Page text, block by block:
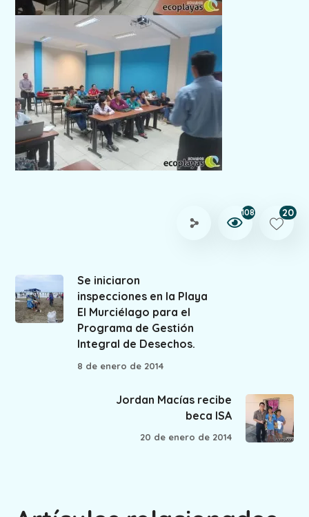
108 20
Se iniciaron
inspecciones en la Playa
El Murciélago para el
Programa de Gestión
Integral de Desechos.
8 de enero de 2014
Jordan Macías recibe
beca ISA
20 de enero de 2014